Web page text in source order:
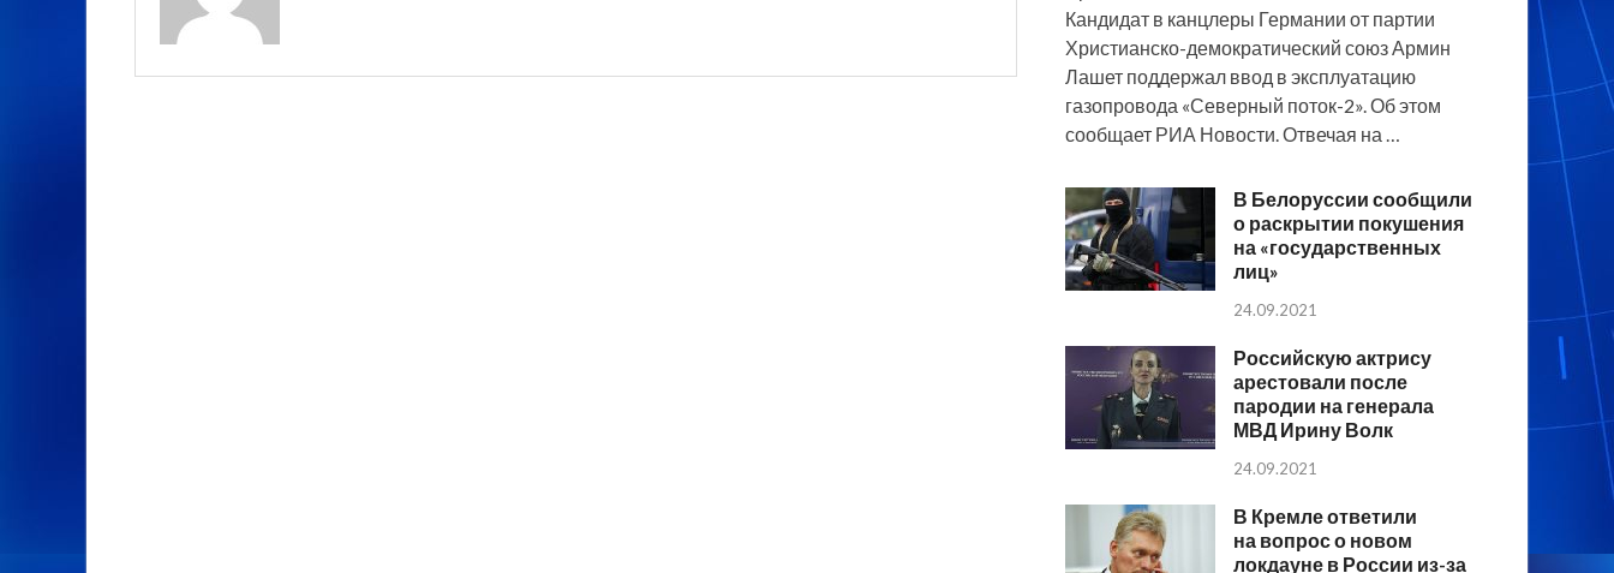
Кандидат в канцлеры Германии от партии
Христианско-демократический союз Армин
Лашет поддержал ввод в эксплуатацию
газопровода «Северный поток-2». Об этом
сообщает РИА Новости. Отвечая на …
В Белоруссии сообщили
о раскрытии покушения
на «государственных
лиц»
24.09.2021
Российскую актрису
арестовали после
пародии на генерала
МВД Ирину Волк
24.09.2021
В Кремле ответили
на вопрос о новом
локдауне в России из-за